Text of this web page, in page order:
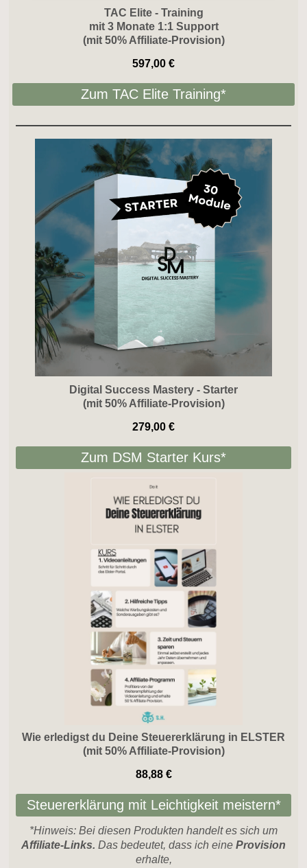
TAC Elite - Training
mit 3 Monate 1:1 Support
(mit 50% Affiliate-Provision)
597,00 €
Zum TAC Elite Training*
Digital Success Mastery - Starter
(mit 50% Affiliate-Provision)
279,00 €
Zum DSM Starter Kurs*
Wie erledigst du Deine Steuererklärung in ELSTER
(mit 50% Affiliate-Provision)
88,88 €
Steuererklärung mit Leichtigkeit meistern*
*Hinweis: Bei diesen Produkten handelt es sich um
Affiliate-Links. Das bedeutet, dass ich eine Provision
erhalte,